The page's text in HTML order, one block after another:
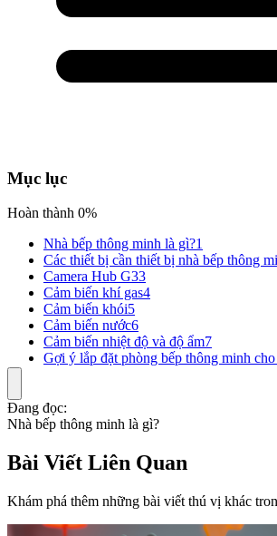
Mục lục
Hoàn thành 0%
Nhà bếp thông minh là gì?1
Các thiết bị cần thiết bị nhà bếp thông
Camera Hub G33
Cảm biến khí gas4
Cảm biến khói5
Cảm biến nước6
Cảm biến nhiệt độ và độ ẩm7
Gợi ý lắp đặt phòng bếp thông minh
Đang đọc:
Nhà bếp thông minh là gì?
Bài Viết Liên Quan
Khám phá thêm những bài viết thú vị khác